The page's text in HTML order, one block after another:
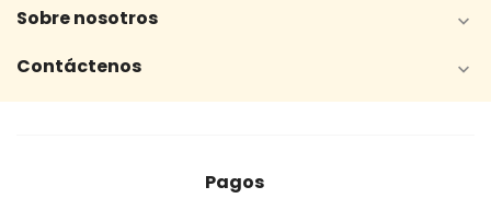
Sobre nosotros 
Contáctenos 
Pagos